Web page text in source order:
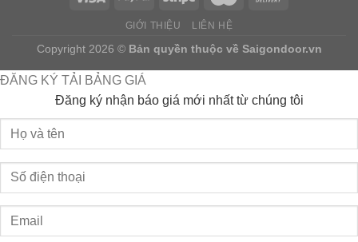
GIỚI THIỆU LIÊN HỆ
Copyright 2026 © Bản quyền thuộc về Saigondoor.vn
ĐĂNG KÝ TẢI BẢNG GIÁ
Đăng ký nhận báo giá mới nhất từ chúng tôi